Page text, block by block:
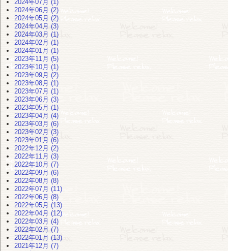
2024年07月 (1)
2024年06月 (2)
2024年05月 (2)
2024年04月 (3)
2024年03月 (1)
2024年02月 (1)
2024年01月 (1)
2023年11月 (5)
2023年10月 (1)
2023年09月 (2)
2023年08月 (1)
2023年07月 (1)
2023年06月 (3)
2023年05月 (1)
2023年04月 (4)
2023年03月 (6)
2023年02月 (3)
2023年01月 (6)
2022年12月 (2)
2022年11月 (3)
2022年10月 (7)
2022年09月 (6)
2022年08月 (8)
2022年07月 (11)
2022年06月 (8)
2022年05月 (13)
2022年04月 (12)
2022年03月 (4)
2022年02月 (7)
2022年01月 (13)
2021年12月 (7)